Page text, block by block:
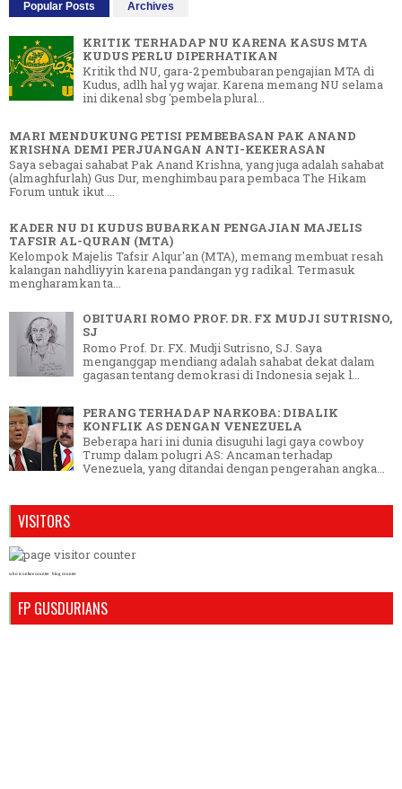
Popular Posts Archives
KRITIK TERHADAP NU KARENA KASUS MTA
KUDUS PERLU DIPERHATIKAN
Kritik thd NU, gara-2 pembubaran pengajian MTA di
Kudus, adlh hal yg wajar. Karena memang NU selama
ini dikenal sbg 'pembela plural...
MARI MENDUKUNG PETISI PEMBEBASAN PAK ANAND
KRISHNA DEMI PERJUANGAN ANTI-KEKERASAN
Saya sebagai sahabat Pak Anand Krishna, yang juga adalah sahabat
(almaghfurlah) Gus Dur, menghimbau para pembaca The Hikam
Forum untuk ikut ...
KADER NU DI KUDUS BUBARKAN PENGAJIAN MAJELIS
TAFSIR AL-QURAN (MTA)
Kelompok Majelis Tafsir Alqur'an (MTA), memang membuat resah
kalangan nahdliyyin karena pandangan yg radikal. Termasuk
mengharamkan ta...
OBITUARI ROMO PROF. DR. FX MUDJI SUTRISNO,
SJ
Romo Prof. Dr. FX. Mudji Sutrisno, SJ. Saya
menganggap mendiang adalah sahabat dekat dalam
gagasan tentang demokrasi di Indonesia sejak l...
PERANG TERHADAP NARKOBA: DIBALIK
KONFLIK AS DENGAN VENEZUELA
Beberapa hari ini dunia disuguhi lagi gaya cowboy
Trump dalam polugri AS: Ancaman terhadap
Venezuela, yang ditandai dengan pengerahan angka...
VISITORS
who is online counter blog counter
FP GUSDURIANS